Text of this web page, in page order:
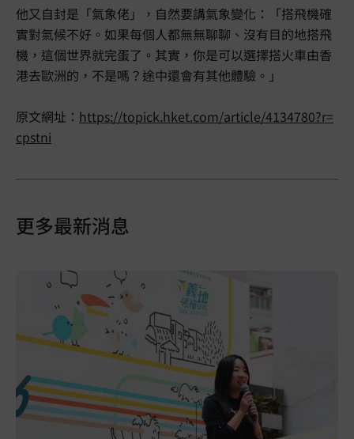
他又自封是「氣象佬」，自然要講氣象變化：「搭飛機確
實對氣候不好。如果每個人都無無聊聊、沒有目的地搭飛
機，這個世界就完蛋了。其實，你是可以選擇搭火車由香
港去歐洲的，不是嗎？途中還會有其他體驗。」
原文網址： https://topick.hket.com/article/4134780?r=
cpstni
更多最新消息